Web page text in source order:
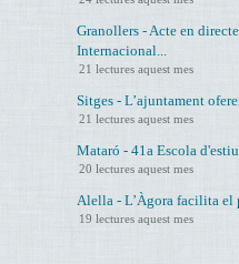
Granollers - Acte en
Internacional...
21 lectures aquest mes
Sitges - L’ajuntament
21 lectures aquest mes
Mataró - 41a Escola
20 lectures aquest mes
Alella - L’Àgora facilita el
19 lectures aquest mes